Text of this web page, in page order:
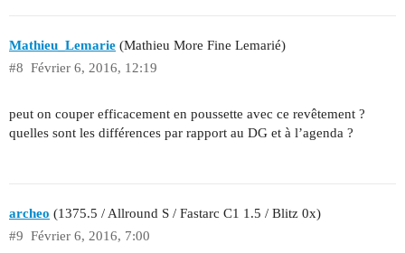
Mathieu_Lemarie (Mathieu More Fine Lemarié)
Février 6, 2016, 12:19
#8
peut on couper efficacement en poussette avec ce revêtement ?
quelles sont les différences par rapport au DG et à l’agenda ?
archeo (1375.5 / Allround S / Fastarc C1 1.5 / Blitz 0x)
Février 6, 2016, 7:00
#9